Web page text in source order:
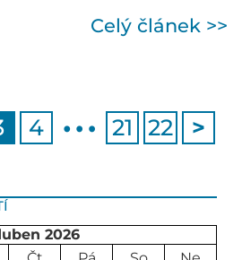
2026
Celý článek >>
4 … 21 22 >